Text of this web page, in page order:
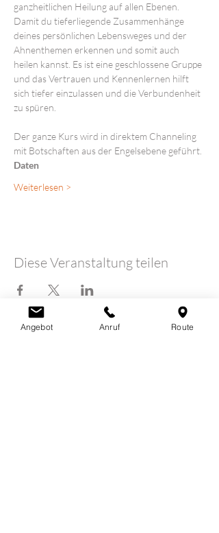
ganzheitlichen Heilung auf allen Ebenen.
Damit du tieferliegende Zusammenhänge
deines persönlichen Lebensweges und der
Ahnenthemen erkennen und somit auch
heilen kannst. Es ist eine geschlossene Gruppe
und das Vertrauen und Kennenlernen hilft
sich tiefer einzulassen und die Verbundenheit
zu spüren.
Der ganze Kurs wird in direktem Channeling
mit Botschaften aus der Engelsebene geführt.
Daten
Weiterlesen >
Diese Veranstaltung teilen
Angebot Anruf Route